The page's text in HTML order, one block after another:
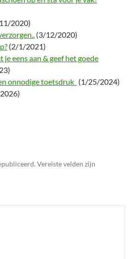
2020)
(3/12/2020)
(2/1/2021)
eens aan & geef het goede
onnodige toetsdruk (1/25/2024)
Vereiste velden zijn